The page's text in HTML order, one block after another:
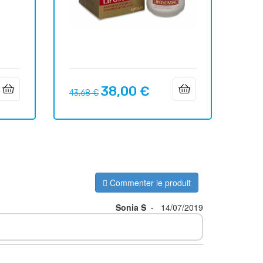
Prix
43,68 € Prix
38,00 €
Commenter le produit
Sonia S -
14/07/2019